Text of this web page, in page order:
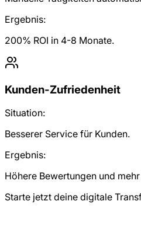
Ergebnis:
200% ROI in 4-8 Monate.
Kunden-Zufriedenheit
Situation:
Besserer Service für Kunden.
Ergebnis:
Höhere Bewertungen und
Starte jetzt deine digitale